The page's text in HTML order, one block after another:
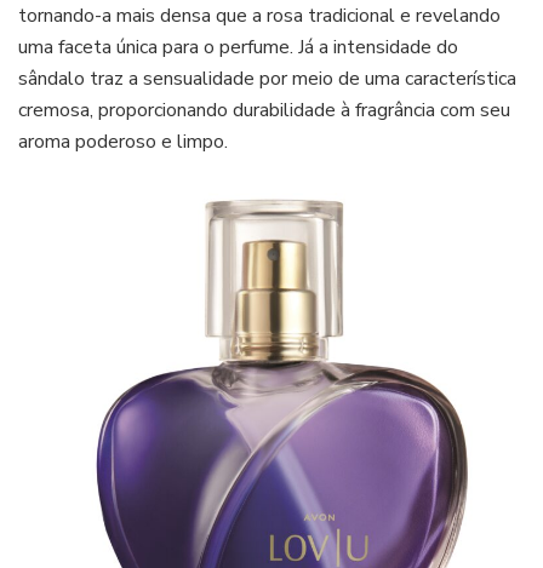
tornando-a mais densa que a rosa tradicional e revelando
uma faceta única para o perfume. Já a intensidade do
sândalo traz a sensualidade por meio de uma característica
cremosa, proporcionando durabilidade à fragrância com seu
aroma poderoso e limpo.